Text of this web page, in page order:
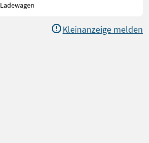
Ladewagen
Kleinanzeige melden